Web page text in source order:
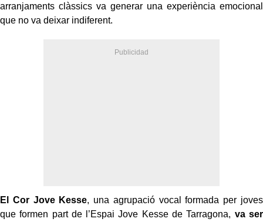
arranjaments clàssics va generar una experiència emocional
que no va deixar indiferent.
El Cor Jove Kesse, una agrupació vocal formada per joves
que formen part de l’Espai Jove Kesse de Tarragona, va ser